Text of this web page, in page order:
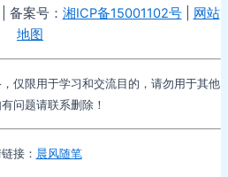
| 备案号： 湘ICP备15001102号| 网站
地图
仅限用于学习和交流目的，请勿用于其他
问题请联系删除！
接： 晨风随笔